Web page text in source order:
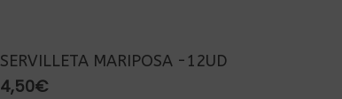
SERVILLETA MARIPOSA -12UD
4,50€